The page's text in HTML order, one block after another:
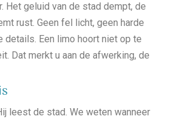
Het geluid van de stad dempt, de
rust. Geen fel licht, geen harde
Een limo hoort niet op te
Dat merkt u aan de afwerking, de
leest de stad. We weten wanneer